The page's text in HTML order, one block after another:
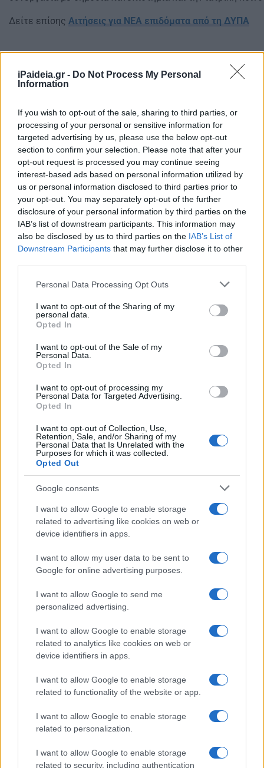
iPaideia.gr - Do Not Process My Personal
Information
If you wish to opt-out of the sale, sharing to third parties, or
processing of your personal or sensitive information for
targeted advertising by us, please use the below opt-out
section to confirm your selection. Please note that after your
opt-out request is processed you may continue seeing
interest-based ads based on personal information utilized by
us or personal information disclosed to third parties prior to
your opt-out. You may separately opt-out of the further
disclosure of your personal information by third parties on the
IAB’s list of downstream participants. This information may
also be disclosed by us to third parties on the IAB’s List of
Downstream Participants that may further disclose it to other
Please note that this website/app uses one or more Google
not limited to your visit or usage behaviour. You may click to
grant or deny consent to Google and its third-party tags to
use your data for below specified purposes in below Google
consent section.
Personal Data Processing Opt Outs
I want to opt-out of the Sharing of my
personal data.
Opted In
I want to opt-out of the Sale of my
Personal Data.
Opted In
I want to opt-out of processing my
Personal Data for Targeted Advertising.
Opted In
I want to opt-out of Collection, Use,
Retention, Sale, and/or Sharing of my
Personal Data that Is Unrelated with the
Purposes for which it was collected.
Opted Out
Google consents
I want to allow Google to enable storage
related to advertising like cookies on web or
device identifiers in apps.
I want to allow my user data to be sent to
Google for online advertising purposes.
I want to allow Google to send me
personalized advertising.
I want to allow Google to enable storage
related to analytics like cookies on web or
device identifiers in apps.
I want to allow Google to enable storage
related to functionality of the website or app.
I want to allow Google to enable storage
related to personalization.
I want to allow Google to enable storage
related to security, including authentication
Δείτε επίσης Αιτήσεις για ΝΕΑ επιδόματα από τη ΔΥΠΑ
Ακολουθείστε το iPaideia.gr στο
TελευταίεςΕιδήσειςγια την Παιδεία και την
Στην Κατηγορία:
VOUCHER ΕΠΙΔΟΜΑΤΑ
ΔΙΑΒΑΣΤΕ ΑΚΟΜΑ
Ποιοί σπουδαστές θα λάβουν επίδομα 600
Επίδομα έως